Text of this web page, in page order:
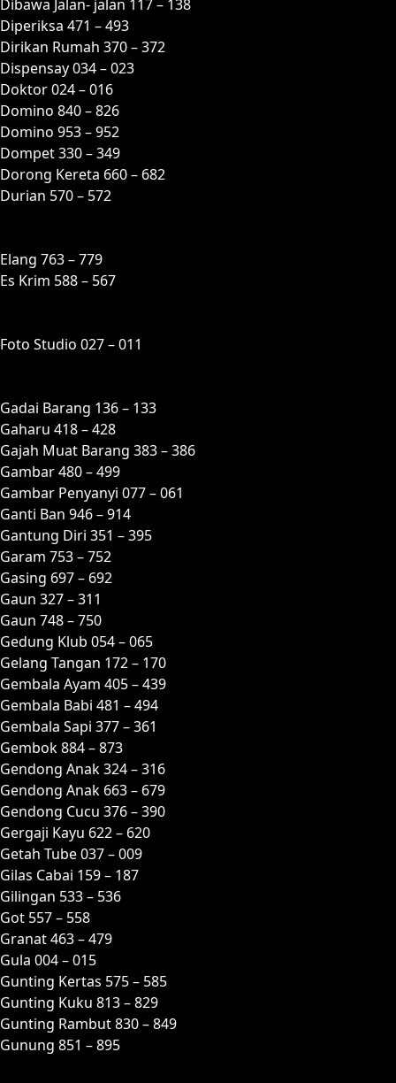
Dibawa Jalan- jalan 117 – 138
Diperiksa 471 – 493
Dirikan Rumah 370 – 372
Dispensay 034 – 023
Doktor 024 – 016
Domino 840 – 826
Domino 953 – 952
Dompet 330 – 349
Dorong Kereta 660 – 682
Durian 570 – 572
Elang 763 – 779
Es Krim 588 – 567
Foto Studio 027 – 011
Gadai Barang 136 – 133
Gaharu 418 – 428
Gajah Muat Barang 383 – 386
Gambar 480 – 499
Gambar Penyanyi 077 – 061
Ganti Ban 946 – 914
Gantung Diri 351 – 395
Garam 753 – 752
Gasing 697 – 692
Gaun 327 – 311
Gaun 748 – 750
Gedung Klub 054 – 065
Gelang Tangan 172 – 170
Gembala Ayam 405 – 439
Gembala Babi 481 – 494
Gembala Sapi 377 – 361
Gembok 884 – 873
Gendong Anak 324 – 316
Gendong Anak 663 – 679
Gendong Cucu 376 – 390
Gergaji Kayu 622 – 620
Getah Tube 037 – 009
Gilas Cabai 159 – 187
Gilingan 533 – 536
Got 557 – 558
Granat 463 – 479
Gula 004 – 015
Gunting Kertas 575 – 585
Gunting Kuku 813 – 829
Gunting Rambut 830 – 849
Gunung 851 – 895